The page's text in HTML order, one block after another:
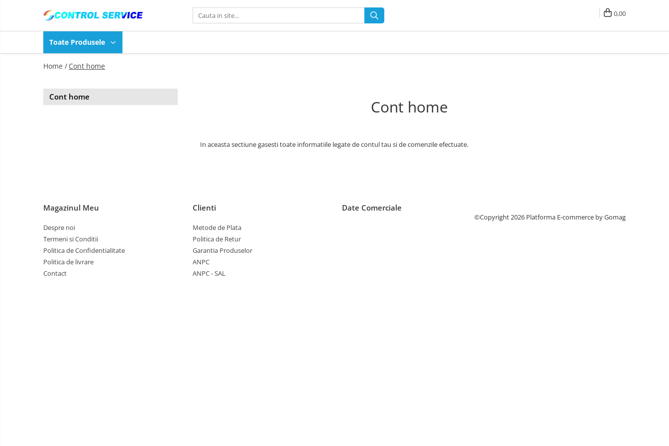
Toate Produsele
Servicii
Centrale termice
Conditionat
Aer Conditionat
Pompe
0,00
Toate Produsele
Home / Cont home
Cont home
In aceasta sectiune gasesti toate informatiile legate de contul tau si de comenzile efectuate.
Cont home
Magazinul Meu
Despre noi
Termeni si Conditii
Politica de Confidentialitate
Politica de livrare
Contact
Clienti
Metode de Plata
Politica de Retur
Garantia Produselor
ANPC
ANPC - SAL
Date Comerciale
©Copyright 2026 Platforma E-commerce by Gomag